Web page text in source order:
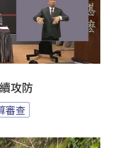
攻防
審查